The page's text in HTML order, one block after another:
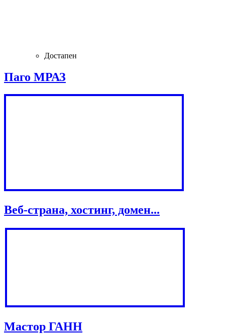
Достапен
Паго МРАЗ
Веб-страна, хостинг, домен...
Мастор ГАНН